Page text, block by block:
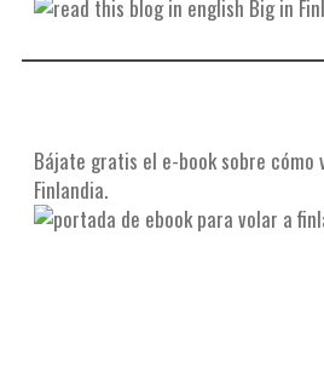
Big in
Bájate gratis el e-book sobre cómo
Finlandia.